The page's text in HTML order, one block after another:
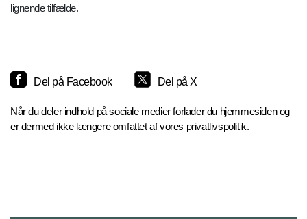
lignende tilfælde.
Del på Facebook Del på X
Når du deler indhold på sociale medier forlader du hjemmesiden og
er dermed ikke længere omfattet af vores privatlivspolitik.